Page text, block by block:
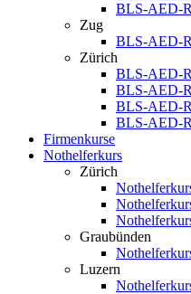
BLS-AED-
Zug
BLS-AED-
Zürich
BLS-AED-
BLS-AED-
BLS-AED-
BLS-AED-
Firmenkurse
Nothelferkurs
Zürich
Graubünden
Luzern